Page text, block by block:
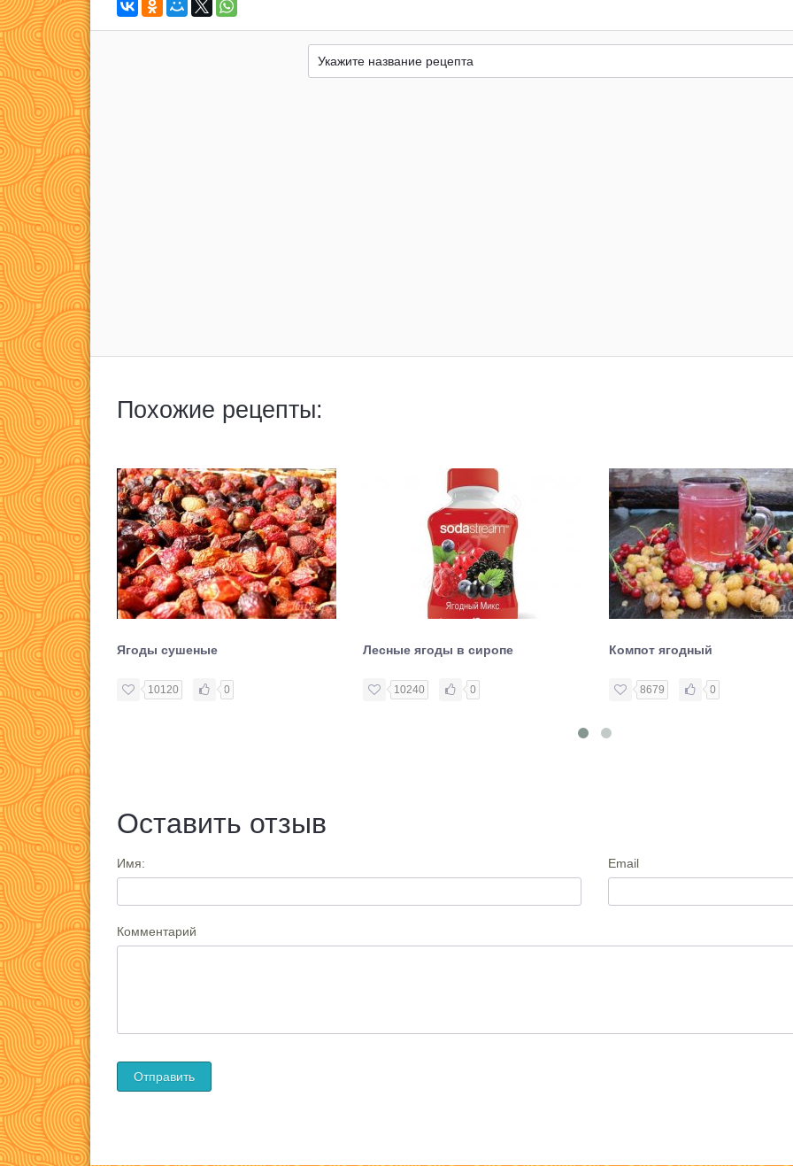
Похожие рецепты:
Ягоды сушеные
10120 0
Лесные ягоды в сиропе
10240 0
Компот ягодный
8679 0
Оставить отзыв
Имя: Email
Комментарий